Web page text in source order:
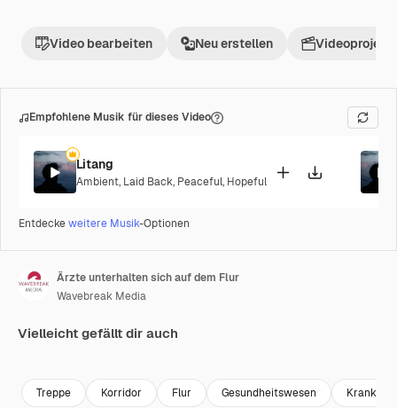
Video bearbeiten Neu erstellen Videoprojekt
Empfohlene Musik für dieses Video
Litang
Ambient, Laid Back, Peaceful, Hopeful
Entdeckeweitere Musik-Optionen
Ärzte unterhalten sich auf dem Flur
Wavebreak Media
Vielleicht gefällt dir auch
Treppe Korridor Flur Gesundheitswesen